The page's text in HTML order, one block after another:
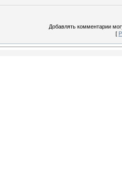
Добавлять комментарии
[